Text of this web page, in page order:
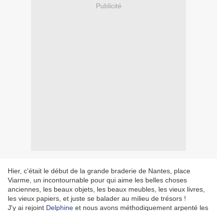
Publicité
Hier, c'était le début de la grande braderie de Nantes, place
Viarme, un incontournable pour qui aime les belles choses
anciennes, les beaux objets, les beaux meubles, les vieux livres,
les vieux papiers, et juste se balader au milieu de trésors !
J'y ai rejoint Delphine et nous avons méthodiquement arpenté les